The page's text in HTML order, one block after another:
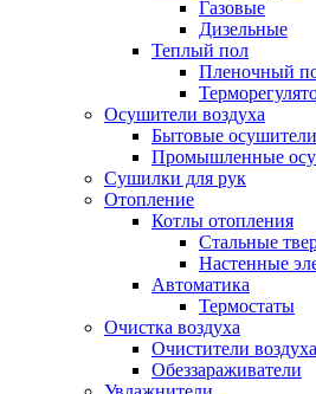
Газовые
Дизельные
Теплый пол
Пленочный
Осушители воздуха
Бытовые осушители
Промышленные
Сушилки для рук
Отопление
Котлы отопления
Стальные
Настенные
Автоматика
Термостаты
Очистка воздуха
Очистители воздуха
Обеззараживатели